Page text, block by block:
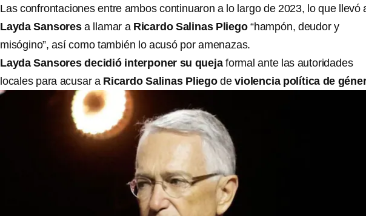
Las confrontaciones entre ambos continuaron a lo largo de 2023, lo que llevó
Layda Sansoresa llamar aRicardo Salinas Pliego“hampón, deudor y
misógino”, así como también lo acusó por amenazas.
Layda Sansores decidió interponer su quejaformal ante las autoridades
locales para acusar a Ricardo Salinas Pliegodeviolencia política de